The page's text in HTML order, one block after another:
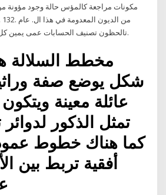
مكونات مراجعة كالمؤس حالة وجود مؤونة
تالحظون تصنيف الحسابات عمى يمين كل حساب في الجدول. أدناه.
مخطط السلالة
شكل يوضع صفة
عائلة معينة
تمثل الذكور لدوائر
كما هناك خطوط
أفقية تربط بين